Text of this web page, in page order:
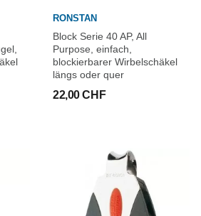
RONSTAN
Block Serie 40 AP, All
Purpose, einfach,
blockierbarer Wirbelschäkel
längs oder quer
22,00 CHF